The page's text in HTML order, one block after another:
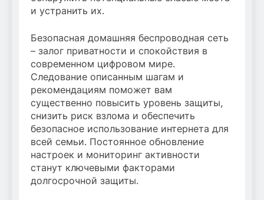
и устранить их.
Безопасная домашняя беспроводная сеть
– залог приватности и спокойствия в
современном цифровом мире.
Следование описанным шагам и
рекомендациям поможет вам
существенно повысить уровень защиты,
снизить риск взлома и обеспечить
безопасное использование интернета для
всей семьи. Постоянное обновление
настроек и мониторинг активности
станут ключевыми факторами
долгосрочной защиты.